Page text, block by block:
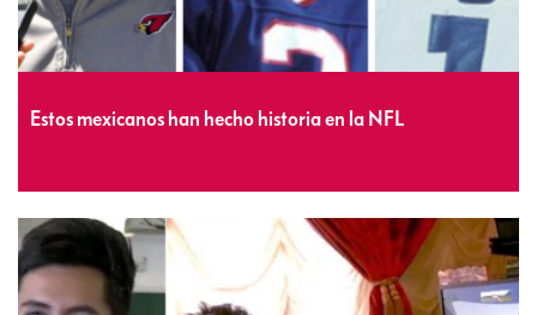
Estos mexicanos han hecho historia en la NFL